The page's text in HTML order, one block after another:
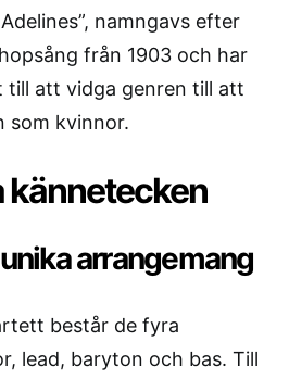
namngavs efter
från 1903 och har
till att vidga genren till att
som kvinnor.
kännetecken
arrangemang
består de fyra
lead, baryton och bas. Till